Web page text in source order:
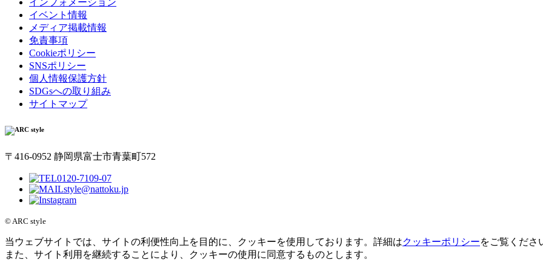
イベント情報
メディア掲載情報
免責事項
Cookieポリシー
SNSポリシー
個人情報保護方針
SDGsへの取り組み
サイトマップ
〒416-0952 静岡県富士市青葉町572
0120-7109-07
style@nattoku.jp
© ARC style
当ウェブサイトでは、サイトの利便性向上を目的に、クッキーを使用しております。詳細はクッキーポリシーをご覧くださ
また、サイト利用を継続することにより、クッキーの使用に同意するものとします。